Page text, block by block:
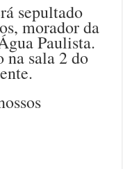
sepultado
morador da
Paulista.
na sala 2 do